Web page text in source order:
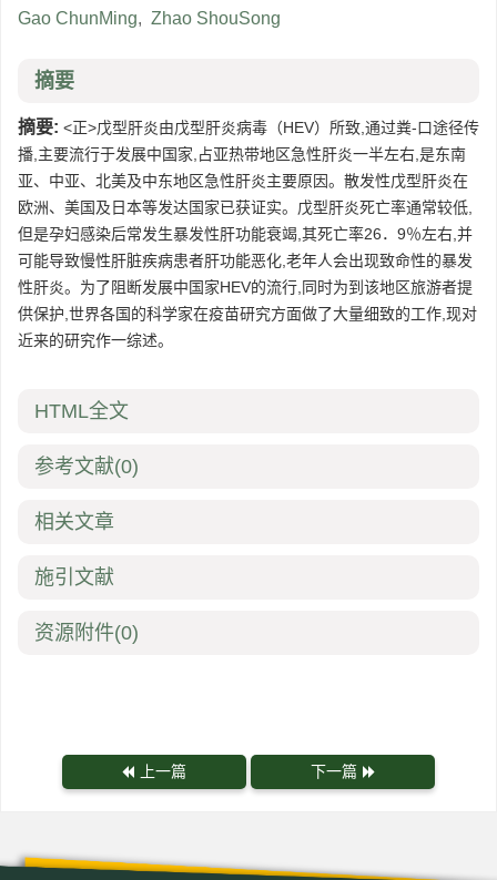
Gao ChunMing, Zhao ShouSong
摘要
摘要: <正>戊型肝炎由戊型肝炎病毒（HEV）所致,通过粪-口途径传
播,主要流行于发展中国家,占亚热带地区急性肝炎一半左右,是东南
亚、中亚、北美及中东地区急性肝炎主要原因。散发性戊型肝炎在
欧洲、美国及日本等发达国家已获证实。戊型肝炎死亡率通常较低,
但是孕妇感染后常发生暴发性肝功能衰竭,其死亡率26．9％左右,并
可能导致慢性肝脏疾病患者肝功能恶化,老年人会出现致命性的暴发
性肝炎。为了阻断发展中国家HEV的流行,同时为到该地区旅游者提
供保护,世界各国的科学家在疫苗研究方面做了大量细致的工作,现对
近来的研究作一综述。
HTML全文
参考文献(0)
相关文章
施引文献
资源附件(0)
上一篇 下一篇